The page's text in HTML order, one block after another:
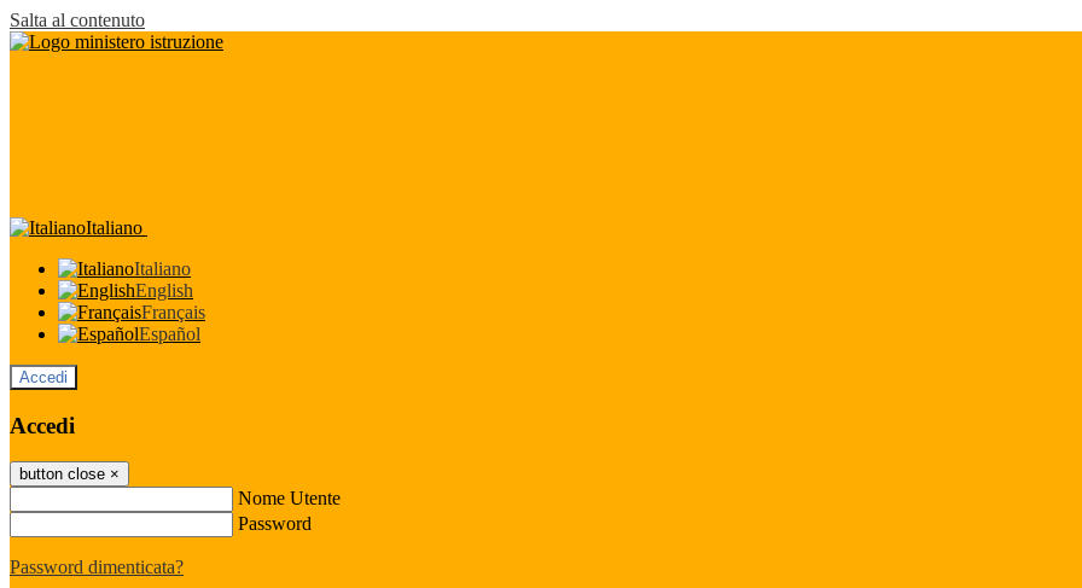
Salta al contenuto
Italiano
Italiano
English
Français
Español
Accedi
Accedi
button close ×
Nome Utente
Password
Password dimenticata?